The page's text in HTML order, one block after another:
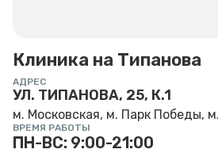
Клиника на Типанова
АДРЕС
УЛ. ТИПАНОВА, 25, К.1
м. Московская, м. Парк Победы,
ВРЕМЯ РАБОТЫ
ПН-ВС: 9:00-21:00